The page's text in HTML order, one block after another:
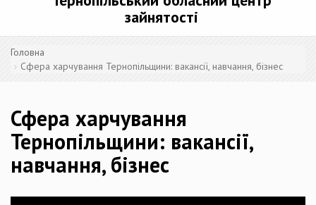
зайнятості
Головна
Сфера харчування Тернопільщини: вакансії, навчання, бізнес
Сфера харчування
Тернопільщини: вакансії,
навчання, бізнес